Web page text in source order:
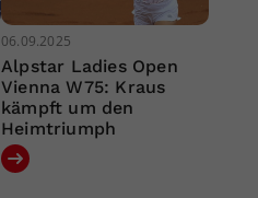
06.09.2025
Alpstar Ladies Open
Vienna W75: Kraus
kämpft um den
Heimtriumph